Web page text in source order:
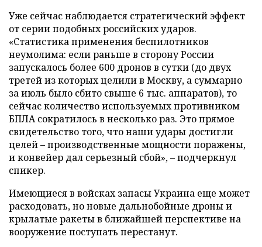
Уже сейчас наблюдается стратегический эффект
от серии подобных российских ударов.
«Статистика применения беспилотников
неумолима: если раньше в сторону России
запускалось более 600 дронов в сутки (до двух
третей из которых целили в Москву, а суммарно
за июль было сбито свыше 6 тыс. аппаратов), то
сейчас количество используемых противником
БПЛА сократилось в несколько раз. Это прямое
свидетельство того, что наши удары достигли
целей – производственные мощности поражены,
и конвейер дал серьезный сбой», – подчеркнул
спикер.
Имеющиеся в войсках запасы Украина еще может
расходовать, но новые дальнобойные дроны и
крылатые ракеты в ближайшей перспективе на
вооружение поступать перестанут.